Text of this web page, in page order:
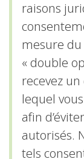
raisons
mesure
« double
recevez
lequel
afin
autorisés.
tels